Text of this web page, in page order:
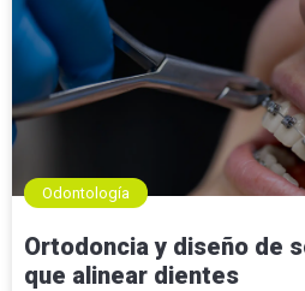
Odontología
Ortodoncia y diseño de
que alinear dientes